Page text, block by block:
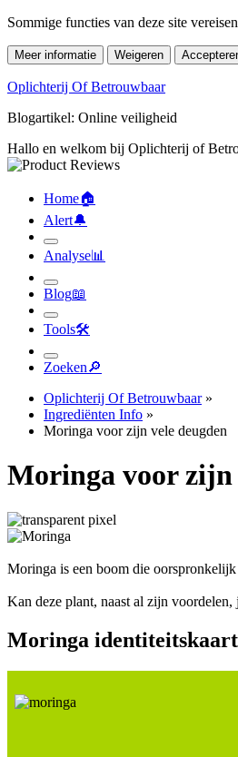
Sommige functies van deze site
Meer informatie Weigeren
Oplichterij Of Betrouwbaar
Blogartikel: Online veiligheid
Hallo en welkom bij Oplichterij of
Home🏠︎
Alert🔔︎
Analyse📊︎
Blog📖︎
Tools🛠︎
Zoeken🔎︎
Oplichterij Of Betrouwbaar»
Ingrediënten Info »
Moringa voor zijn vele deugden
Moringa voor zijn
Moringa is een boom die
Kan deze plant, naast al zijn
Moringa identiteitskaart